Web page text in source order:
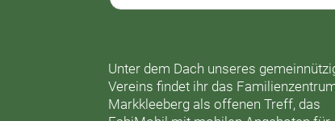
Unter dem Dach unseres
Vereins findet ihr das
Markkleeberg als offenen Treff, das